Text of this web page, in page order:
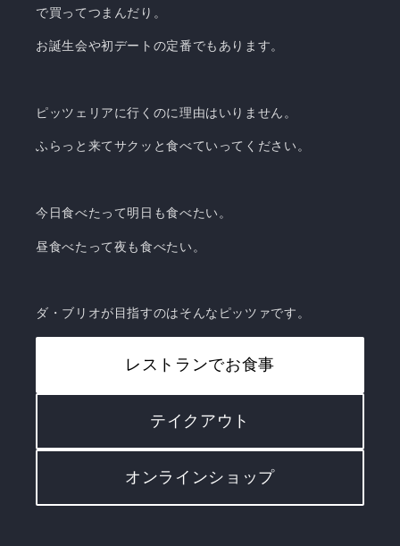
で買ってつまんだり。
お誕生会や初デートの定番でもあります。​
ピッツェリアに行くのに理由はいりません。
ふらっと来てサクッと食べていってください。
今日食べたって明日も食べたい。
昼食べたって夜も食べたい。
ダ・ブリオが目指すのはそんなピッツァです。
レストランでお食事
テイクアウト
オンラインショップ